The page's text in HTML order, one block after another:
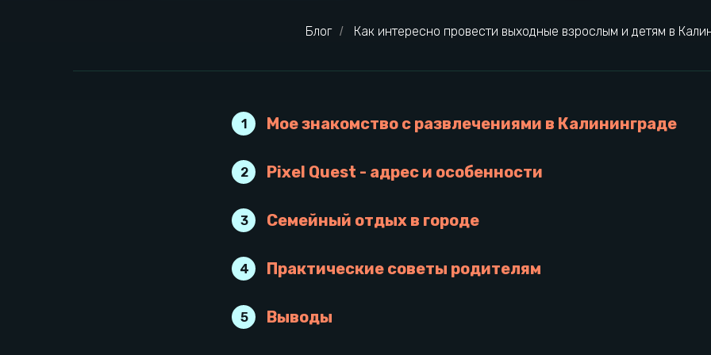
Блог / Как интересно провести выходные взрослым и детям в
1 Мое знакомство с развлечениями в Калининграде
2 Pixel Quest - адрес и особенности
3 Семейный отдых в городе
4 Практические советы родителям
5 Выводы